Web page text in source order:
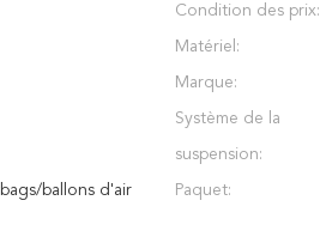
Condition des prix:
Matériel:
Marque:
Système de la
suspension:
ballons d'air Paquet: